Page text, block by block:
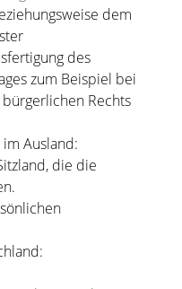
dem
des
zum Beispiel bei
Rechts
Ausland:
die die